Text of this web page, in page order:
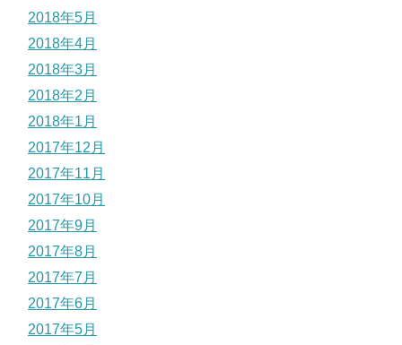
2018年5月
2018年4月
2018年3月
2018年2月
2018年1月
2017年12月
2017年11月
2017年10月
2017年9月
2017年8月
2017年7月
2017年6月
2017年5月